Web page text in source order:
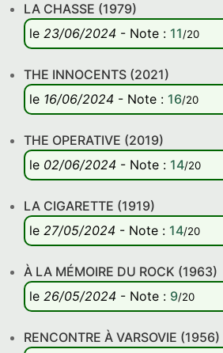
LA CHASSE (1979)
le 23/06/2024 - Note : 11/20
THE INNOCENTS (2021)
le 16/06/2024 - Note : 16/20
THE OPERATIVE (2019)
le 02/06/2024 - Note : 14/20
LA CIGARETTE (1919)
le 27/05/2024 - Note : 14/20
À LA MÉMOIRE DU ROCK (1963)
le 26/05/2024 - Note : 9/20
RENCONTRE À VARSOVIE (1956)